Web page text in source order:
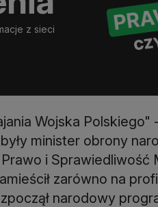
z sieci
Wojska Polskiego" -
minister obrony
i Sprawiedliwość
zarówno na
narodowy